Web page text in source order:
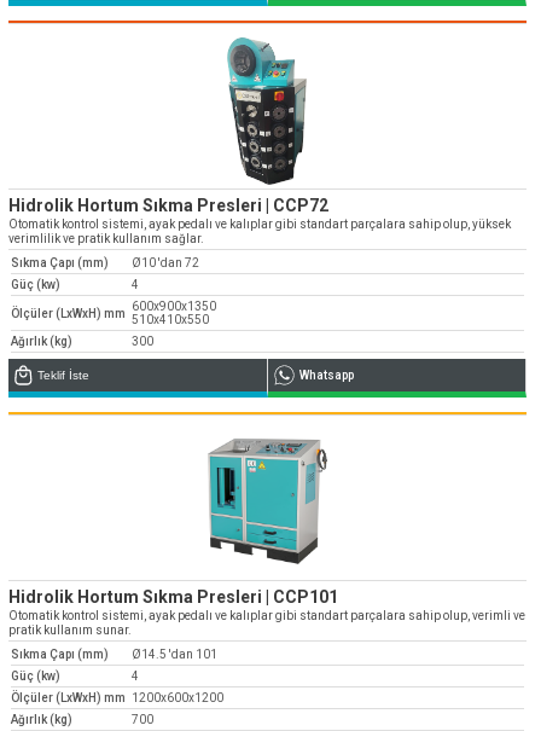
Hidrolik Hortum Sıkma Presleri | CCP72
Otomatik kontrol sistemi, ayak pedalı ve kalıplar gibi standart parçalara sahip olup, yüksek
verimlilik ve pratik kullanım sağlar.
Sıkma Çapı (mm)
Ø10 'dan 72
Güç (kw)
4
Ölçüler (LxWxH) mm
600x900x1350
510x410x550
Ağırlık (kg)
300
Teklif İste Whatsapp
Hidrolik Hortum Sıkma Presleri | CCP101
Otomatik kontrol sistemi, ayak pedalı ve kalıplar gibi standart parçalara sahip olup, verimli ve
pratik kullanım sunar.
Sıkma Çapı (mm)
Ø14.5 'dan 101
Güç (kw)
4
Ölçüler (LxWxH) mm
1200x600x1200
Ağırlık (kg)
700